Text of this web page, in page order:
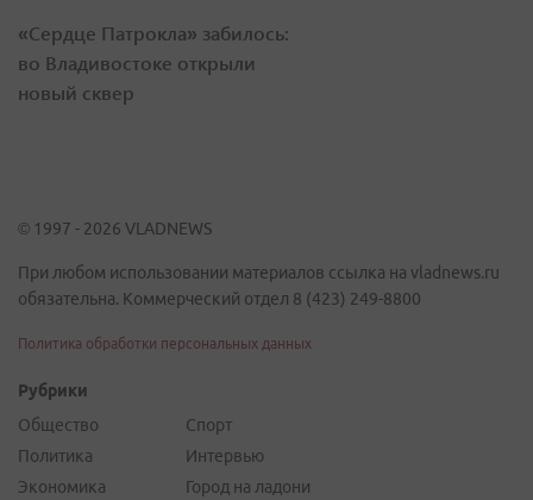
«Сердце Патрокла» забилось:
во Владивостоке открыли
новый сквер
© 1997 - 2026 VLADNEWS
При любом использовании материалов ссылка на vladnews.ru
обязательна. Коммерческий отдел 8 (423) 249-8800
Политика обработки персональных данных
Рубрики
Общество
Политика
Экономика
Спорт
Интервью
Город на ладони